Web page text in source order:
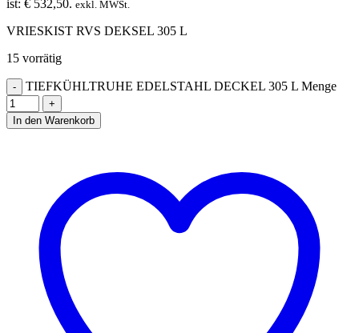
ist: € 532,50. exkl. MWSt.
VRIESKIST RVS DEKSEL 305 L
15 vorrätig
TIEFKÜHLTRUHE EDELSTAHL DECKEL 305 L Menge
In den Warenkorb